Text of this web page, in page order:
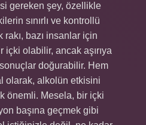
gereken şey, özellikle
sınırlı ve kontrollü
rakı, bazı insanlar için
içki olabilir, ancak aşırıya
doğurabilir. Hem
olarak, alkolün etkisini
önemli. Mesela, bir içki
başına geçmek gibi